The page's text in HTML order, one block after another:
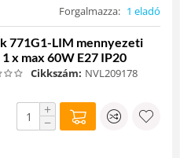
Forgalmazza: 1 eladó
771G1-LIM mennyezeti
x max 60W E27 IP20
Cikkszám: NVL209178
+
−